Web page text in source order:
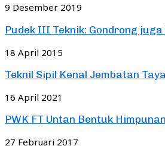
9 Desember 2019
Pudek III Teknik: Gondrong
18 April 2015
Teknil Sipil Kenal Jembatan
16 April 2021
PWK FT Untan Bentuk
27 Februari 2017